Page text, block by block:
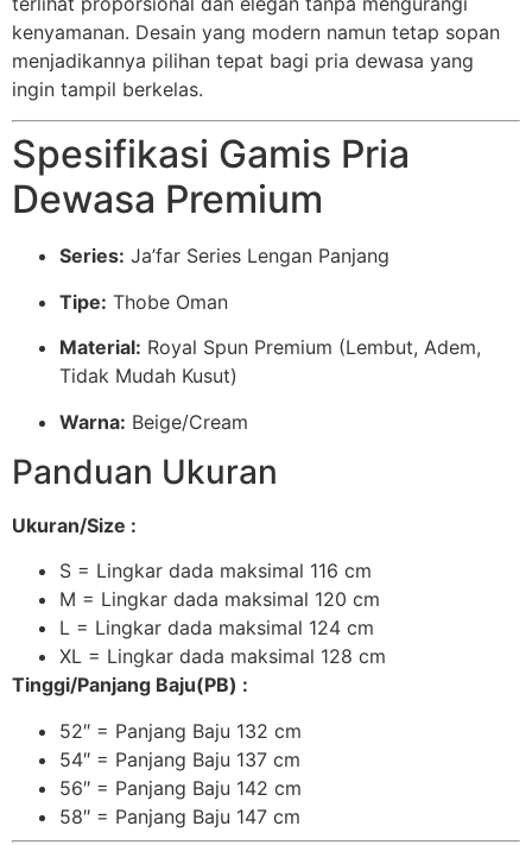
kenyamanan. Desain yang modern namun tetap sopan
menjadikannya pilihan tepat bagi pria dewasa yang
ingin tampil berkelas.
Spesifikasi Gamis Pria
Dewasa Premium
Series: Ja’far Series Lengan Panjang
Tipe: Thobe Oman
Material: Royal Spun Premium (Lembut, Adem,
Tidak Mudah Kusut)
Warna: Beige/Cream
Panduan Ukuran
Ukuran/Size :
S = Lingkar dada maksimal 116 cm
M = Lingkar dada maksimal 120 cm
L = Lingkar dada maksimal 124 cm
XL = Lingkar dada maksimal 128 cm
Tinggi/Panjang Baju(PB) :
52″ = Panjang Baju 132 cm
54″ = Panjang Baju 137 cm
56″ = Panjang Baju 142 cm
58″ = Panjang Baju 147 cm